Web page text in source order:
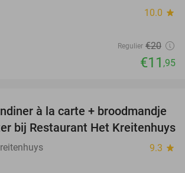
10.0 star
Regulier €20
€11 ,95
38%
à la carte + broodmandje
bij Restaurant Het Kreitenhuys
9.3 star